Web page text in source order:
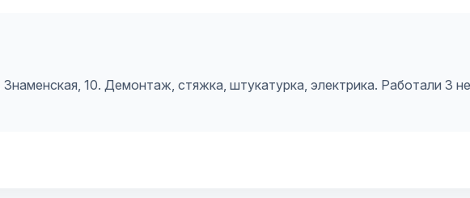
10. Демонтаж, стяжка, штукатурка, электрика. Работали 3